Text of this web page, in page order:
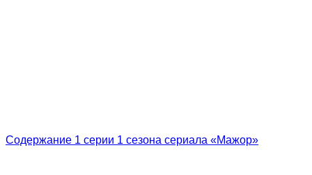
Содержание 1 серии 1 сезона сериала «Мажор»